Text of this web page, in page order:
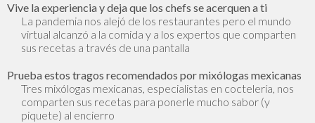
Vive la experiencia y deja que los chefs se acerquen a ti
La pandemia nos alejó de los restaurantes pero el mundo
virtual alcanzó a la comida y a los expertos que comparten
sus recetas a través de una pantalla
Prueba estos tragos recomendados por mixólogas mexicanas
Tres mixólogas mexicanas, especialistas en coctelería, nos
comparten sus recetas para ponerle mucho sabor (y
piquete) al encierro